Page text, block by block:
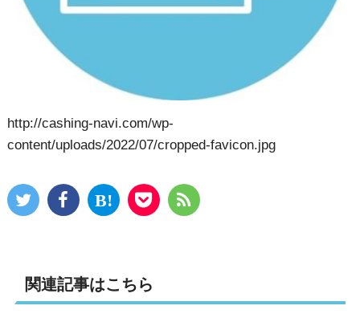
http://cashing-navi.com/wp-
content/uploads/2022/07/cropped-favicon.jpg
関連記事はこちら